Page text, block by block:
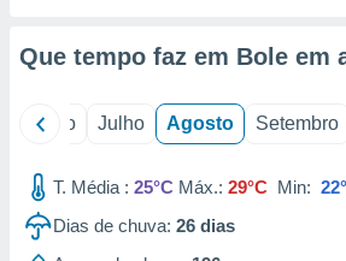
Que tempo faz em Bole em
Junho Julho Agosto Setembro
T. Média : 25°C Máx.: 29°C Min:
Dias de chuva: 26 dias